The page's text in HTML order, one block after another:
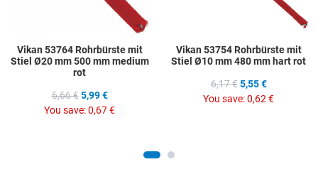
Vikan 53764 Rohrbürste mit
Stiel Ø20 mm 500 mm medium
rot
6,66 € 5,99 €
You save:0,67 €
Vikan 53754 Rohrbürste mit
Stiel Ø10 mm 480 mm hart rot
6,17 € 5,55 €
You save:0,62 €